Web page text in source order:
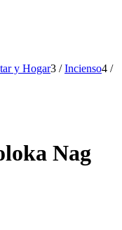
y Hogar3 / Incienso4 /
Nag